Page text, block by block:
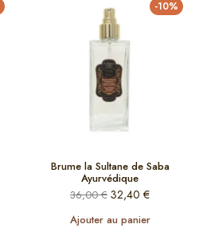
-10%
Brume la Sultane de Saba
Ayurvédique
36,00€ 32,40 €
Ajouter au panier